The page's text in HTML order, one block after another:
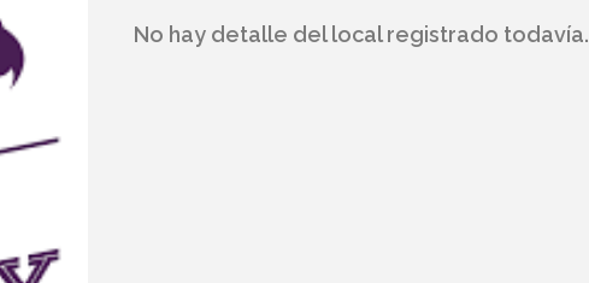
No hay detalle del local registrado todavía.